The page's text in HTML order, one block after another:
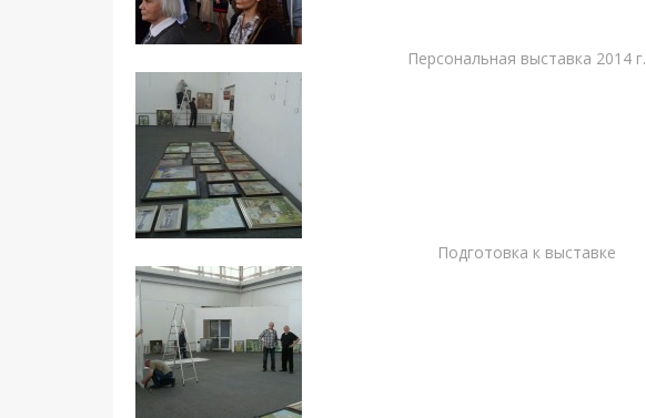
Персональная выставка 2014 г.
Подготовка к выставке